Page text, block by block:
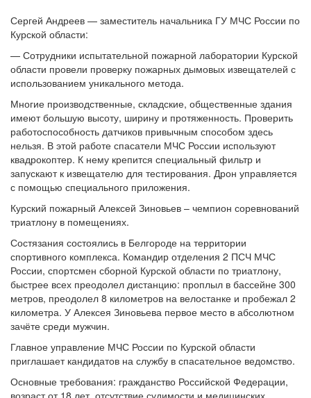
Сергей Андреев — заместитель начальника ГУ МЧС России по
Курской области:
— Сотрудники испытательной пожарной лаборатории Курской
области провели проверку пожарных дымовых извещателей с
использованием уникального метода.
Многие производственные, складские, общественные здания
имеют большую высоту, ширину и протяженность. Проверить
работоспособность датчиков привычным способом здесь
нельзя. В этой работе спасатели МЧС России используют
квадрокоптер. К нему крепится специальный фильтр и
запускают к извещателю для тестирования. Дрон управляется
с помощью специального приложения.
Курский пожарный Алексей Зиновьев – чемпион соревнований
триатлону в помещениях.
Состязания состоялись в Белгороде на территории
спортивного комплекса. Командир отделения 2 ПСЧ МЧС
России, спортсмен сборной Курской области по триатлону,
быстрее всех преодолел дистанцию: проплыл в бассейне 300
метров, преодолел 8 километров на велостанке и пробежал 2
километра. У Алексея Зиновьева первое место в абсолютном
зачёте среди мужчин.
Главное управление МЧС России по Курской области
приглашает кандидатов на службу в спасательное ведомство.
Основные требования: гражданство Российской Федерации,
возраст от 18 лет, отсутствие судимости и медицинских